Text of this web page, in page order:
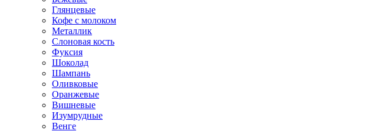
Глянцевые
Кофе с молоком
Металлик
Слоновая кость
Фуксия
Шоколад
Шампань
Оливковые
Оранжевые
Вишневые
Изумрудные
Венге